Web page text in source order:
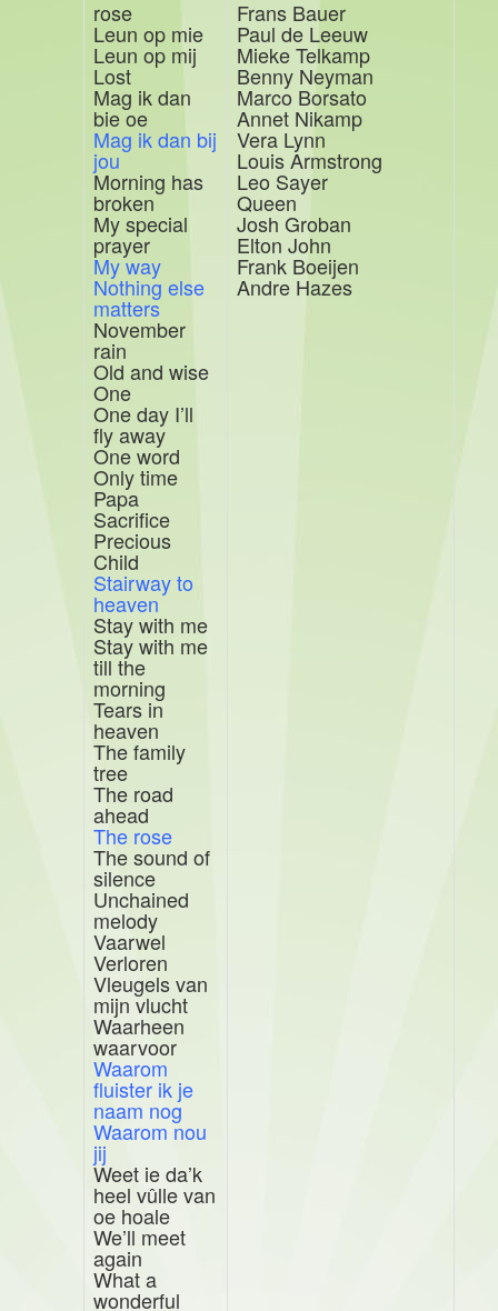
rose
Leun op mie
Leun op mij
Lost
Mag ik dan
bie oe
Mag ik dan bij
jou
Morning has
broken
My special
prayer
My way
Nothing else
matters
November
rain
Old and wise
One
One day I’ll
fly away
One word
Only time
Papa
Sacrifice
Precious
Child
Stairway to
heaven
Stay with me
Stay with me
till the
morning
Tears in
heaven
The family
tree
The road
ahead
The rose
The sound of
silence
Unchained
melody
Vaarwel
Verloren
Vleugels van
mijn vlucht
Waarheen
waarvoor
Waarom
fluister ik je
naam nog
Waarom nou
jij
Weet ie da’k
heel vûlle van
oe hoale
We’ll meet
again
What a
wonderful
Frans Bauer
Paul de Leeuw
Mieke Telkamp
Benny Neyman
Marco Borsato
Annet Nikamp
Vera Lynn
Louis Armstrong
Leo Sayer
Queen
Josh Groban
Elton John
Frank Boeijen
Andre Hazes